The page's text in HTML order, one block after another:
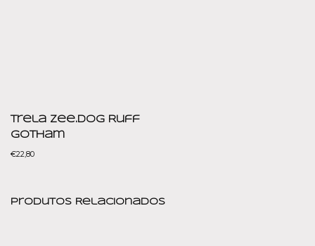
Trela Zee.dog Ruff
Gotham
€22,80
Produtos Relacionados